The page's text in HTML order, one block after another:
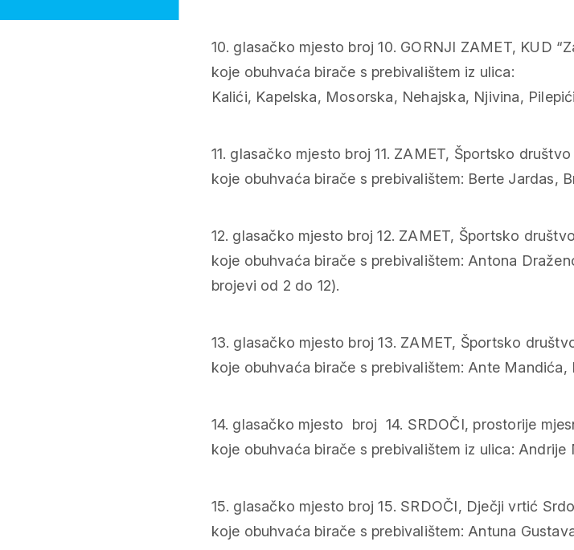
10. glasačko mjesto broj 10. GORNJI ZAMET, KUD
koje obuhvaća birače s prebivalištem iz ulica:
Kalići, Kapelska, Mosorska, Nehajska, Njivina,
11. glasačko mjesto broj 11. ZAMET, Športsko
koje obuhvaća birače s prebivalištem: Berte Jardas,
12. glasačko mjesto broj 12. ZAMET, Športsko
koje obuhvaća birače s prebivalištem: Antona
brojevi od 2 do 12).
13. glasačko mjesto broj 13. ZAMET, Športsko
koje obuhvaća birače s prebivalištem: Ante
14. glasačko mjesto broj 14. SRDOČI, prostorije
koje obuhvaća birače s prebivalištem iz ulica:
15. glasačko mjesto broj 15. SRDOČI, Dječji vrtić
koje obuhvaća birače s prebivalištem: Antuna